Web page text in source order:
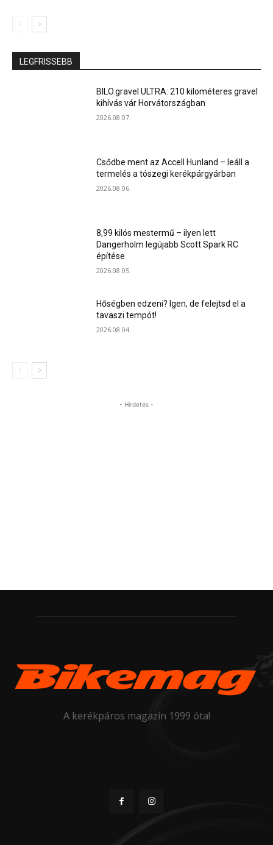
LEGFRISSEBB
BILO.gravel ULTRA: 210 kilométeres gravel
kihívás vár Horvátországban
2026.08.07.
Csődbe ment az Accell Hunland – leáll a
termelés a tószegi kerékpárgyárban
2026.08.06.
8,99 kilós mestermű – ilyen lett
Dangerholm legújabb Scott Spark RC
építése
2026.08.05.
Hőségben edzeni? Igen, de felejtsd el a
tavaszi tempót!
2026.08.04.
- Hirdetés -
A kerékpáros magazin 1999 óta!